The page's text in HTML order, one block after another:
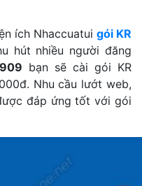
ích Nhaccuatui gói KR
hút nhiều người đăng
bạn sẽ cài gói KR
Nhu cầu lướt web,
đáp ứng tốt với gói